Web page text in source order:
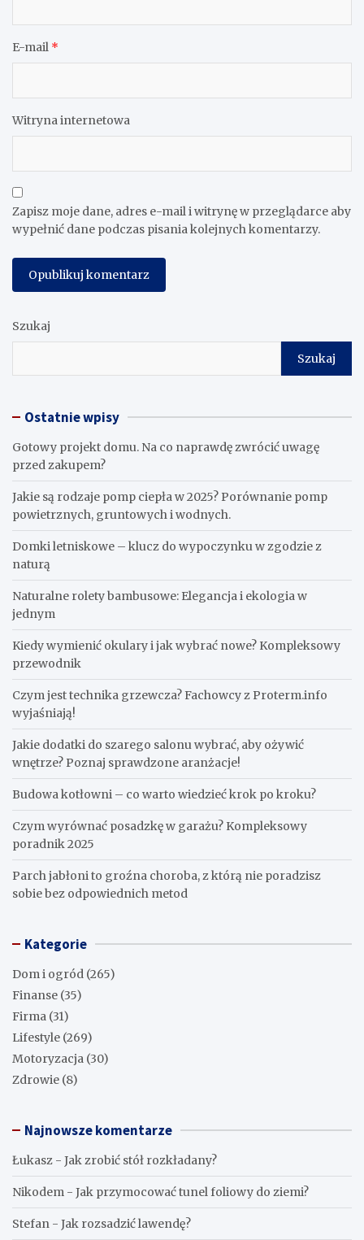
E-mail *
Witryna internetowa
Zapisz moje dane, adres e-mail i witrynę w przeglądarce aby
wypełnić dane podczas pisania kolejnych komentarzy.
Szukaj
Szukaj
Ostatnie wpisy
Gotowy projekt domu. Na co naprawdę zwrócić uwagę
przed zakupem?
Jakie są rodzaje pomp ciepła w 2025? Porównanie pomp
powietrznych, gruntowych i wodnych.
Domki letniskowe – klucz do wypoczynku w zgodzie z
naturą
Naturalne rolety bambusowe: Elegancja i ekologia w
jednym
Kiedy wymienić okulary i jak wybrać nowe? Kompleksowy
przewodnik
Czym jest technika grzewcza? Fachowcy z Proterm.info
wyjaśniają!
Jakie dodatki do szarego salonu wybrać, aby ożywić
wnętrze? Poznaj sprawdzone aranżacje!
Budowa kotłowni – co warto wiedzieć krok po kroku?
Czym wyrównać posadzkę w garażu? Kompleksowy
poradnik 2025
Parch jabłoni to groźna choroba, z którą nie poradzisz
sobie bez odpowiednich metod
Kategorie
Dom i ogród (265)
Finanse (35)
Firma (31)
Lifestyle (269)
Motoryzacja (30)
Zdrowie (8)
Najnowsze komentarze
Łukasz - Jak zrobić stół rozkładany?
Nikodem - Jak przymocować tunel foliowy do ziemi?
Stefan - Jak rozsadzić lawendę?